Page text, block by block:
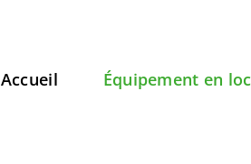
Accueil Équipement en